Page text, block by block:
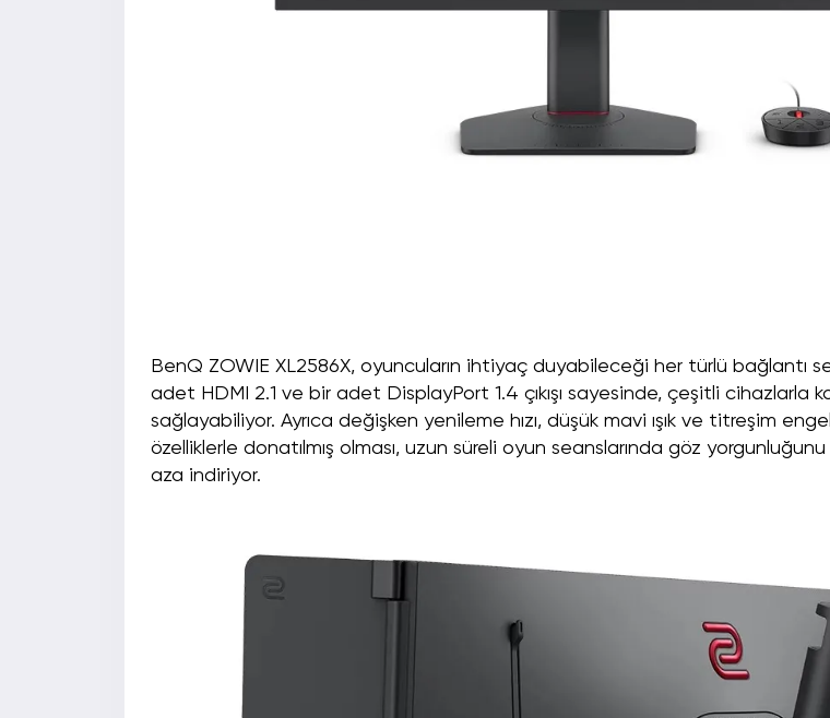
BenQ ZOWIE XL2586X, oyuncuların ihtiyaç duyabileceği her türlü bağlantı
adet HDMI 2.1 ve bir adet DisplayPort 1.4 çıkışı sayesinde, çeşitli cihazlarla
sağlayabiliyor. Ayrıca değişken yenileme hızı, düşük mavi ışık ve titreşim
özelliklerle donatılmış olması, uzun süreli oyun seanslarında göz yorgunluğunu
aza indiriyor.